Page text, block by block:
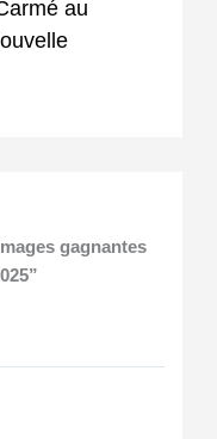
au
gagnantes